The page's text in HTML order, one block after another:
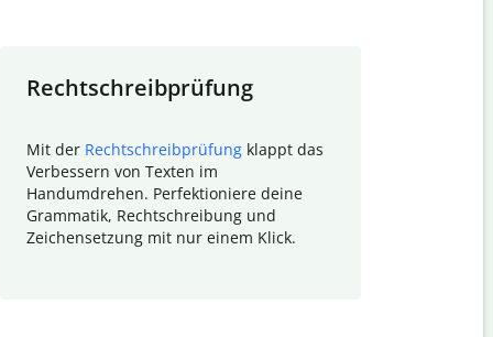
Rechtschreibprüfung
Mit der Rechtschreibprüfung klappt das
Verbessern von Texten im
Handumdrehen. Perfektioniere deine
Grammatik, Rechtschreibung und
Zeichensetzung mit nur einem Klick.